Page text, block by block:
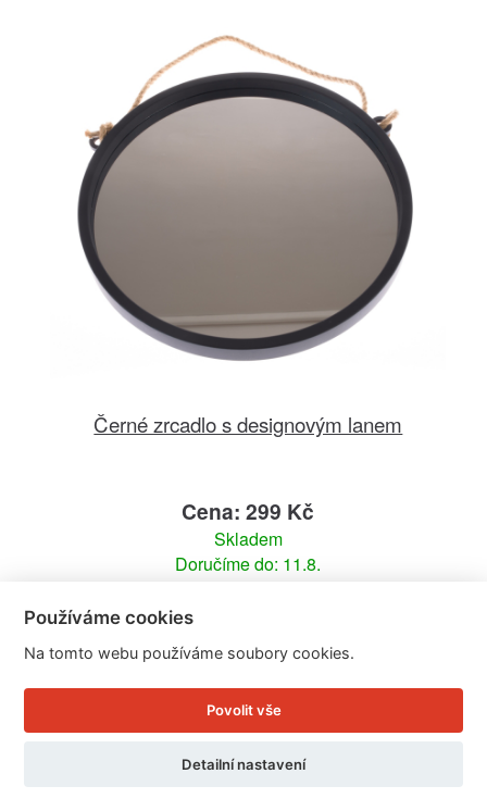
Černé zrcadlo s designovým lanem
Cena: 299 Kč
Skladem
Doručíme do: 11.8.
Používáme cookies
Na tomto webu používáme soubory cookies.
Povolit vše
Detailní nastavení